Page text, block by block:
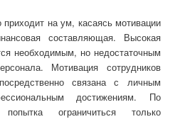
приходит на ум, касаясь мотивации
составляющая. Высокая
необходимым, но недостаточным
Мотивация сотрудников
связана с личным
достижениям. По
ограничиться только